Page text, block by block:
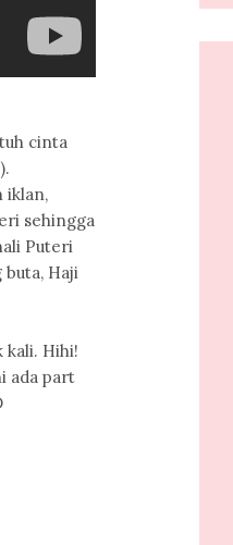
cinta
iklan,
sehingga
Puteri
Haji
kali. Hihi!
ada part